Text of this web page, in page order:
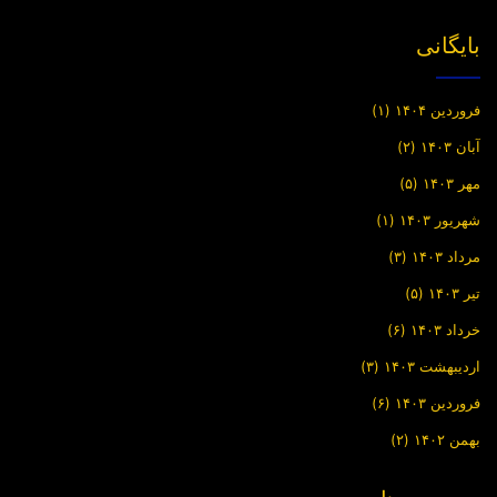
بایگانی
فروردین ۱۴۰۴ (۱)
آبان ۱۴۰۳ (۲)
مهر ۱۴۰۳ (۵)
شهریور ۱۴۰۳ (۱)
مرداد ۱۴۰۳ (۳)
تیر ۱۴۰۳ (۵)
خرداد ۱۴۰۳ (۶)
اردیبهشت ۱۴۰۳ (۳)
فروردین ۱۴۰۳ (۶)
بهمن ۱۴۰۲ (۲)